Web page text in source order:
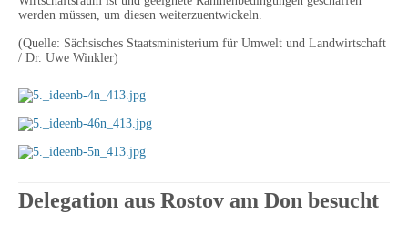
werden müssen, um diesen weiterzuentwickeln.
(Quelle: Sächsisches Staatsministerium für Umwelt und Landwirtschaft
/ Dr. Uwe Winkler)
Delegation aus Rostov am Don besucht